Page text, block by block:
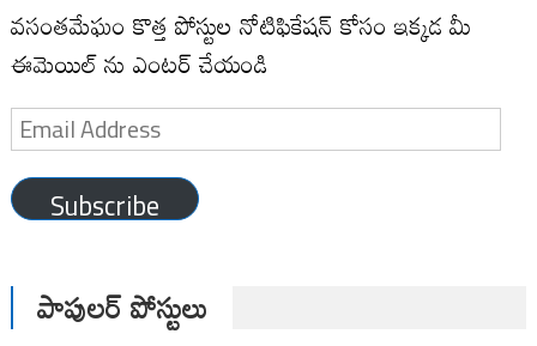
వసంతమేఘం కొత్త పోస్టుల నోటిఫికేషన్ కోసం ఇక్కడ మీ
ఈమెయిల్ ను ఎంటర్ చేయండి
Email
Address
Subscribe
పాపులర్ పోస్టులు